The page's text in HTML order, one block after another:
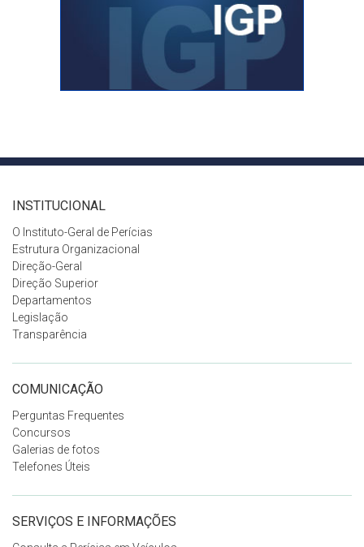
INSTITUCIONAL
O Instituto-Geral de Perícias
Estrutura Organizacional
Direção-Geral
Direção Superior
Departamentos
Legislação
Transparência
COMUNICAÇÃO
Perguntas Frequentes
Concursos
Galerias de fotos
Telefones Úteis
SERVIÇOS E INFORMAÇÕES